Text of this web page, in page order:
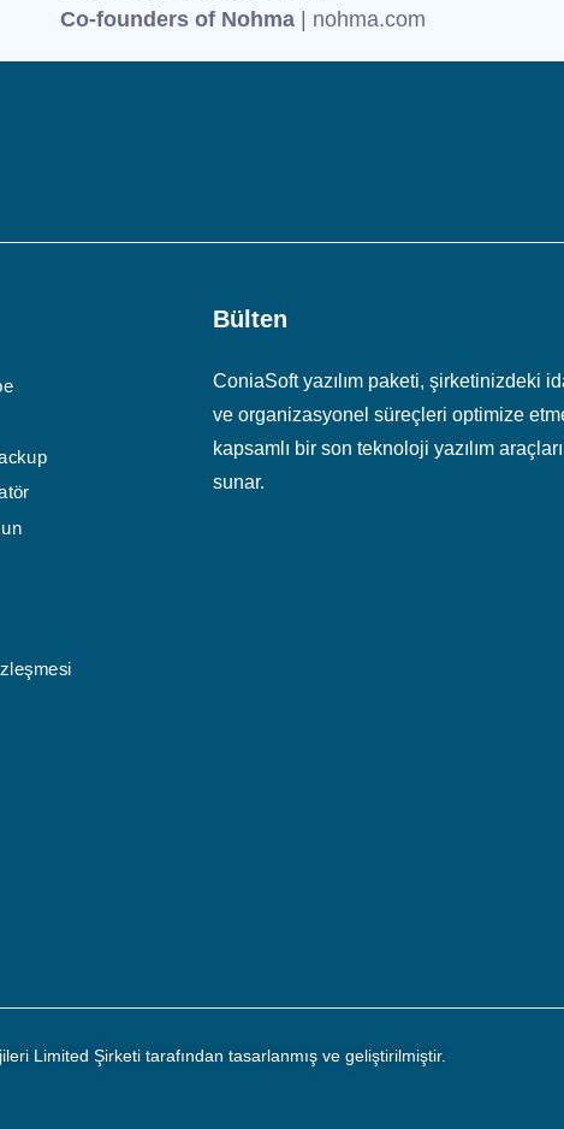
Co-founders of Nohma
nohma.com
Bülten
ConiaSoft yazılım paketi, şirketinizdeki
ve organizasyonel süreçleri optimize
kapsamlı bir son teknoloji yazılım
sunar.
Limited Şirketi tarafından tasarlanmış ve geliştirilmiştir.